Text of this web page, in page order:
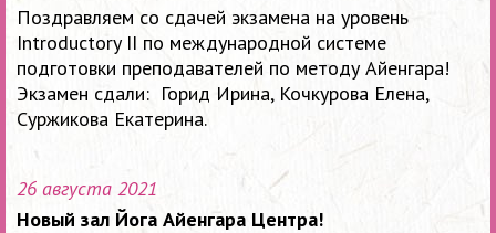
Поздравляем со сдачей экзамена на уровень
Introductory II по международной системе
подготовки преподавателей по методу Айенгара!
Экзамен сдали: Горид Ирина, Кочкурова Елена,
Суржикова Екатерина.
26 августа 2021
Новый зал Йога Айенгара Центра!